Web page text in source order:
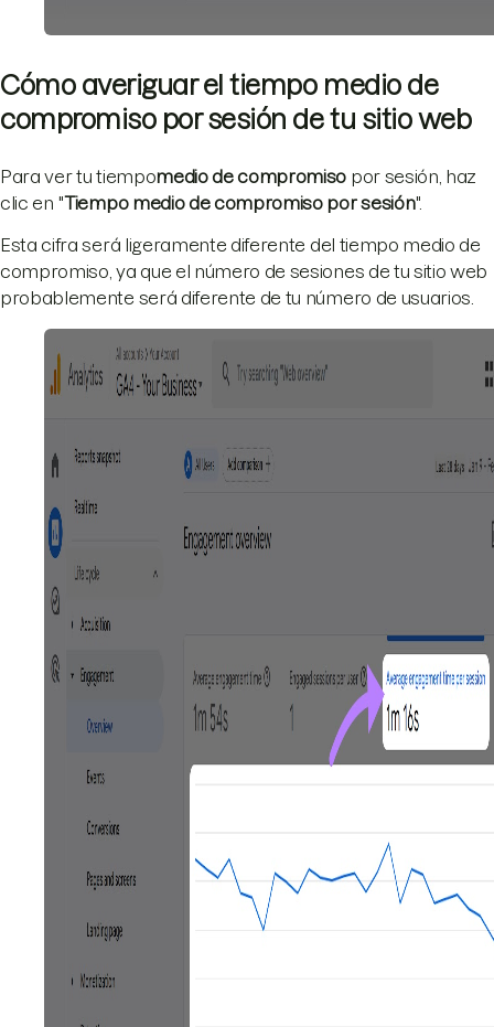
Cómo averiguar el tiempo medio de
compromiso por sesión de tu sitio web
Para ver tu tiempomedio de compromiso por sesión, haz
clic en "Tiempo medio de compromiso por sesión".
Esta cifra será ligeramente diferente del tiempo medio de
compromiso, ya que el número de sesiones de tu sitio web
probablemente será diferente de tu número de usuarios.